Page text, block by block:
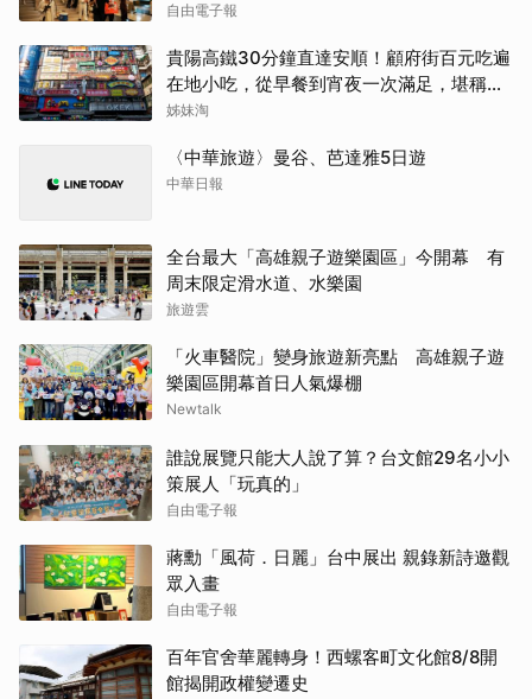
自由電子報
貴陽高鐵30分鐘直達安順！顧府街百元吃遍
在地小吃，從早餐到宵夜一次滿足，堪稱貴
州「小吃王國」
姊妹淘
〈中華旅遊〉曼谷、芭達雅5日遊
中華日報
全台最大「高雄親子遊樂園區」今開幕 有
周末限定滑水道、水樂園
旅遊雲
「火車醫院」變身旅遊新亮點 高雄親子遊
樂園區開幕首日人氣爆棚
Newtalk
誰說展覽只能大人說了算？台文館29名小小
策展人「玩真的」
自由電子報
蔣勳「風荷．日麗」台中展出 親錄新詩邀觀
眾入畫
自由電子報
百年官舍華麗轉身！西螺客町文化館8/8開
館揭開政權變遷史